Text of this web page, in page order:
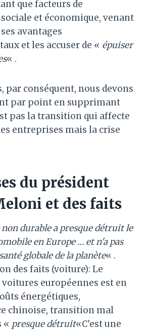
que facteurs de
et économique, venant
avantages
et les accuser de « épuiser
« .
par conséquent, nous devons
par point en supprimant
pas la transition qui affecte
entreprises mais la crise
du président
et des faits
non durable a presque détruit le
en Europe … et n'a pas
globale de la planète« .
des faits (voiture): Le
voitures européennes est en
énergétiques,
chinoise, transition mal
« presque détruit«C'est une